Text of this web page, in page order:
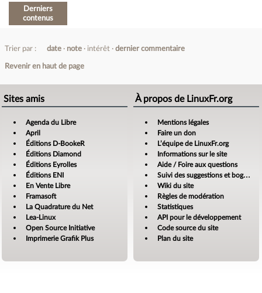
Derniers
contenus
Trier par : date note intérêt dernier commentaire
Revenir en haut de page
Sites amis
Agenda du Libre
April
Éditions D-BookeR
Éditions Diamond
Éditions Eyrolles
Éditions ENI
En Vente Libre
Framasoft
La Quadrature du Net
Lea-Linux
Open Source Initiative
Imprimerie Grafik Plus
À propos de LinuxFr.org
Mentions légales
Faire un don
L’équipe de LinuxFr.org
Informations sur le site
Aide / Foire aux questions
Suivi des suggestions et bogues
Wiki du site
Règles de modération
Statistiques
API pour le développement
Code source du site
Plan du site